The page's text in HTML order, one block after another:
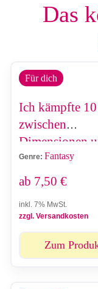
Das
Für dich
Ich kämpfte 10
zwischen
Dimensionen
kehrte als
zurück
Genre: Fantasy
ab 7,50 €
inkl. 7% MwSt.
zzgl. Versandkosten
Zum